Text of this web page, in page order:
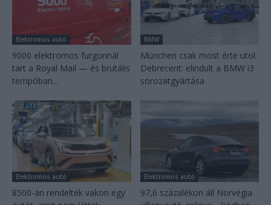
Elektromos autó
9000 elektromos furgonnál
tart a Royal Mail — és brutális
tempóban...
BMW
München csak most érte utol
Debrecent: elindult a BMW i3
sorozatgyártása
Elektromos autó
8500-an rendeltek vakon egy
Elektromos autó
97,6 százalékon áll Norvégia